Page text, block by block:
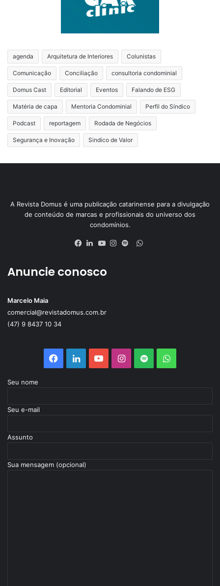
agenda Arquitetura de Interiores Colunistas
Comunicação Conciliação consultoria condominial
Domus Cast Editorial Eventos Falando de ESG
Matéria de capa Mentoria Condominial Perfil do Síndico
Podcast reportagem Rodada de Negócios
Segurança e Inovação Sindico de Valor
A Revista Domus é uma publicação catarinense para a divulgação
de conteúdo de marcas e profissionais do universo dos
condomínios.
WhatsApp
Anuncie conosco
Marcelo Maia
comercial@revistadomus.com.br
(47) 9 8437 10 34
Facebook
LinkedinYouTubeInstagram
SpotifyWhatsApp
Seu nome
Seu e-mail
Assunto
Sua mensagem (opcional)